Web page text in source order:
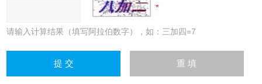
请输入计算结果（填写阿拉伯数字），如：三加四=7